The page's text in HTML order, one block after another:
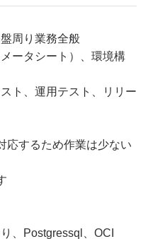
周り業務全般
ータシート）、環境構
ト、運用テスト、リリー
応するため作業は少ない
、Postgressql、OCI